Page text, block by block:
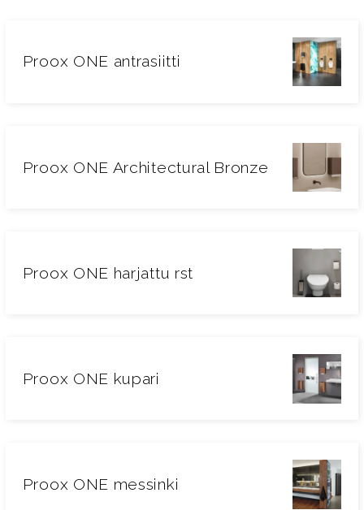
Proox ONE antrasiitti
Proox ONE Architectural Bronze
Proox ONE harjattu rst
Proox ONE kupari
Proox ONE messinki